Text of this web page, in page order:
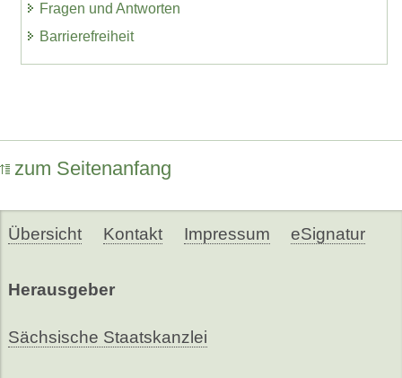
Fragen und Antworten
Barrierefreiheit
zum Seitenanfang
Übersicht Kontakt Impressum eSignatur
Herausgeber
Sächsische Staatskanzlei